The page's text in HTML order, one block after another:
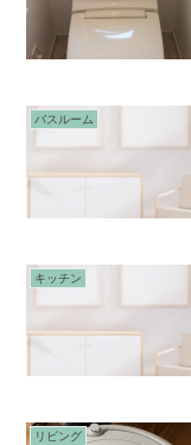
バスルーム
キッチン
リビング